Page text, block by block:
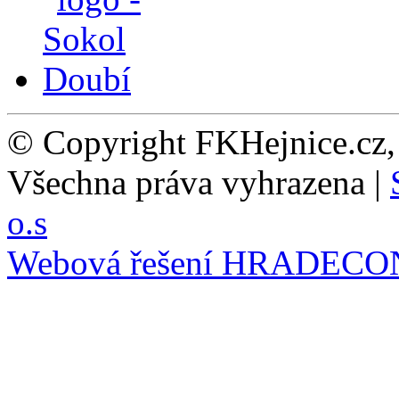
© Copyright
Všechna práva vyhrazena |
o.s
Webová řešení